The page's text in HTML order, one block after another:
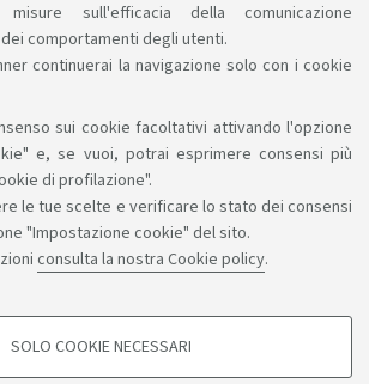
sull'efficacia della comunicazione
comportamenti degli utenti.
continuerai la navigazione solo con i cookie
sui cookie facoltativi attivando l'opzione
e, se vuoi, potrai esprimere consensi più
di profilazione".
le tue scelte e verificare lo stato dei consensi
"Impostazione cookie" del sito.
consulta la nostra Cookie policy.
- FACOLTATIVI
SOLO COOKIE NECESSARI
il diritto alla conoscenza
Seguici su: